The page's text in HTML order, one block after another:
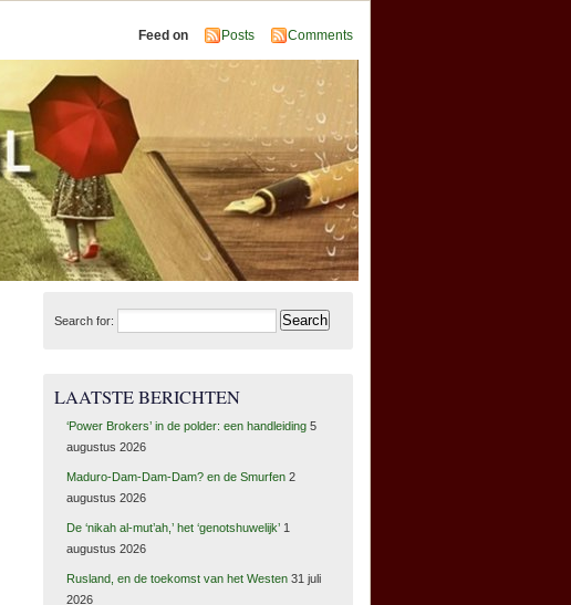
Feed on Posts Comments
Search for:
LAATSTE BERICHTEN
‘Power Brokers’ in de polder: een handleiding 5
augustus 2026
Maduro-Dam-Dam-Dam? en de Smurfen 2
augustus 2026
De ‘nikah al-mut’ah,’ het ‘genotshuwelijk’ 1
augustus 2026
Rusland, en de toekomst van het Westen 31 juli
2026